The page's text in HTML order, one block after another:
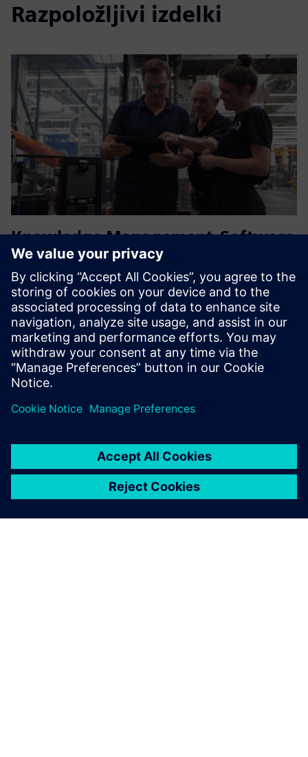
Razpoložljivi izdelki
Knowledge Management-Software
for Industrial Machine Service
Prva rešitev na svetu za ne samo upravljanje, temveč tudi
preoblikovanje plemenskega znanja v operativno pomoč in
strateške vpoglede - na razširljiv in natančen način z lastno
umetno inteligenco, ki temelji na modelu
Izvedite več